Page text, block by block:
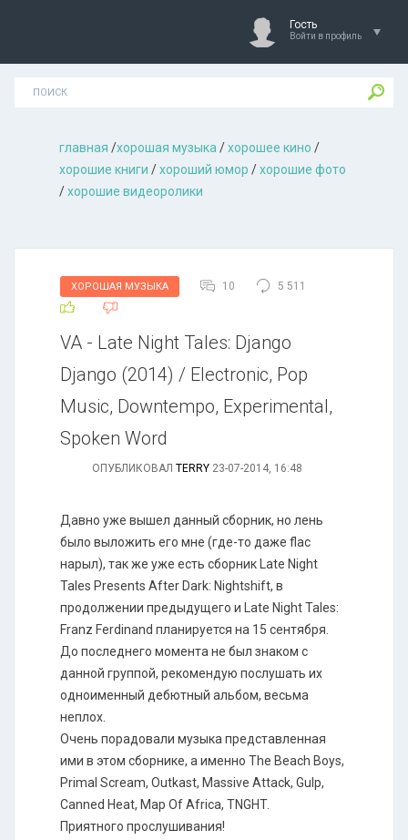
Гость
Войти в профиль
главная /хорошая музыкa /хорошее кино /
хорошие книги /хороший юмор /хорошие фото
/хорошие видеоролики
ХОРОШАЯ МУЗЫКА 10 5 511
VA - Late Night Tales: Django
Django (2014) / Electronic, Pop
Music, Downtempo, Experimental,
Spoken Word
ОПУБЛИКОВАЛ TERRY 23-07-2014, 16:48
Давно уже вышел данный сборник, но лень
было выложить его мне (где-то даже flac
нарыл), так же уже есть сборник Late Night
Tales Presents After Dark: Nightshift, в
продолжении предыдущего и Late Night Tales:
Franz Ferdinand планируется на 15 сентября.
До последнего момента не был знаком с
данной группой, рекомендую послушать их
одноименный дебютный альбом, весьма
неплох.
Очень порадовали музыка представленная
ими в этом сборнике, а именно The Beach Boys,
Primal Scream, Outkast, Massive Attack, Gulp,
Canned Heat, Map Of Africa, TNGHT.
Приятного прослушивания!